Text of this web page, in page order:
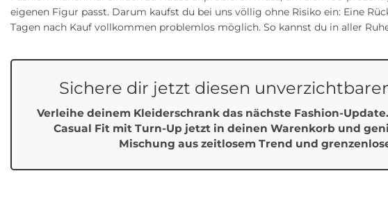
eigenen Figur passt. Darum kaufst du bei uns völlig ohne Risiko ein: Eine
Tagen nach Kauf vollkommen problemlos möglich. So kannst du in aller
Sichere dir jetzt diesen
Verleihe deinem Kleiderschrank das nächste Fashion-
Casual Fit mit Turn-Up jetzt in deinen Warenkorb und
Mischung aus zeitlosem Trend und
Retouren